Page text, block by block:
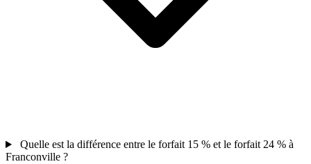
Quelle est la différence entre le forfait 15 % et le forfait 24 % à
Franconville ?